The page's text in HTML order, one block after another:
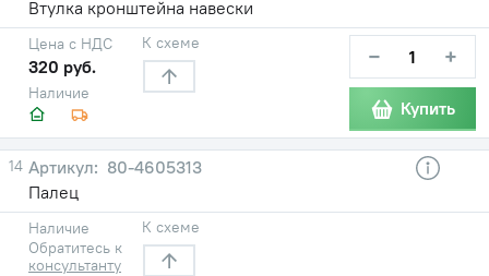
Втулка кронштейна навески
Наличие
Цена с НДС
320 руб.
К схеме − +
Купить
14
80-4605313
Палец
Наличие
Обратитесь к
консультанту
К схеме